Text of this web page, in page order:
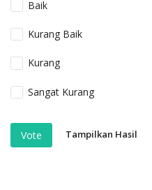
Baik
Kurang Baik
Kurang
Sangat Kurang
Vote Tampilkan Hasil